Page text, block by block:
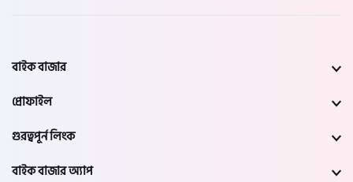
বাইক বাজার
প্রোফাইল
গুরত্বপূর্ন লিংক
বাইক বাজার অ্যাপ